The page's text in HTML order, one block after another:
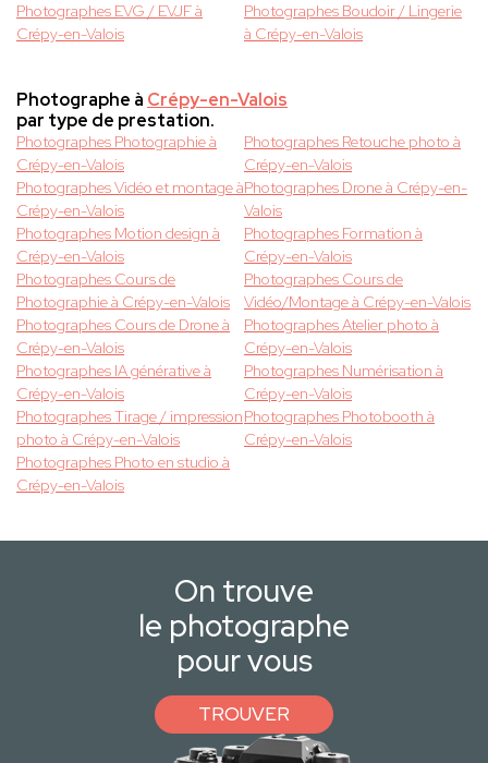
Photographes EVG / EVJF à
Crépy-en-Valois
Photographes Boudoir / Lingerie
à Crépy-en-Valois
Photographe à Crépy-en-Valois
par type de prestation.
Photographes Photographie à
Crépy-en-Valois
Photographes Retouche photo à
Crépy-en-Valois
Photographes Vidéo et montage à
Crépy-en-Valois
Photographes Drone à Crépy-en-
Valois
Photographes Motion design à
Crépy-en-Valois
Photographes Formation à
Crépy-en-Valois
Photographes Cours de
Photographie à Crépy-en-Valois
Photographes Cours de
Vidéo/Montage à Crépy-en-Valois
Photographes Cours de Drone à
Crépy-en-Valois
Photographes Atelier photo à
Crépy-en-Valois
Photographes IA générative à
Crépy-en-Valois
Photographes Numérisation à
Crépy-en-Valois
Photographes Tirage / impression
photo à Crépy-en-Valois
Photographes Photobooth à
Crépy-en-Valois
Photographes Photo en studio à
Crépy-en-Valois
On trouve
le photographe
pour vous
TROUVER